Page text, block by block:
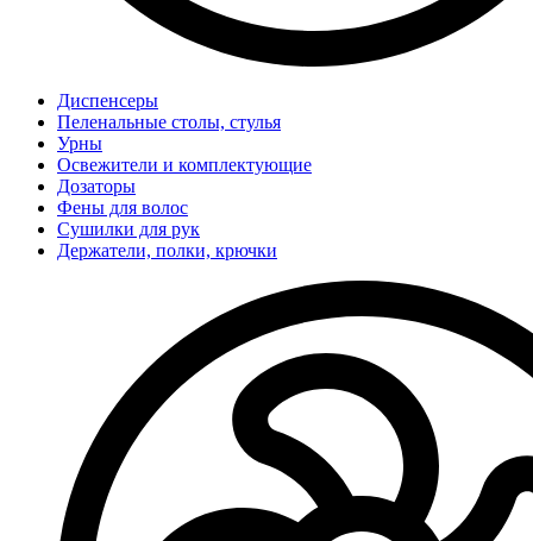
Диспенсеры
Пеленальные столы, стулья
Урны
Освежители и комплектующие
Дозаторы
Фены для волос
Сушилки для рук
Держатели, полки, крючки